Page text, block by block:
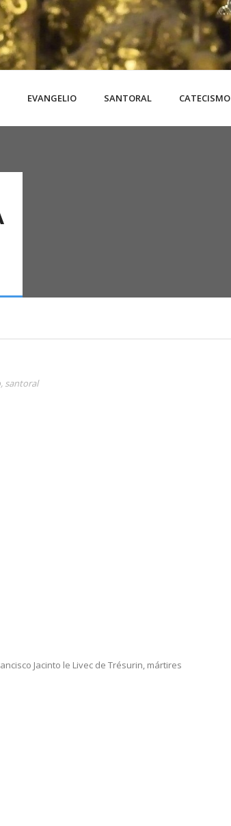
EVANGELIO SANTORAL CATECISMO
, santoral
Jacinto le Livec de Trésurin, mártires